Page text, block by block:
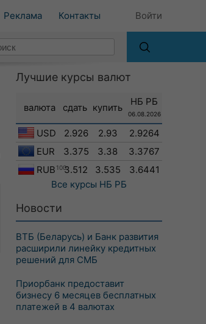
Реклама Контакты Войти
Лучшие курсы валют
валюта сдать купить
НБ РБ
06.08.2026
USD 2.926 2.93
2.9264
EUR
3.375 3.38
3.3767
RUB 1003.512 3.535
3.6441
Все курсы НБ РБ
Новости
ВТБ (Беларусь) и Банк развития
расширили линейку кредитных
решений для СМБ
Приорбанк предоставит
бизнесу 6 месяцев бесплатных
платежей в 4 валютах